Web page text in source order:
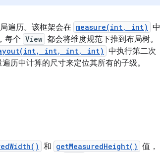
遍历。该框架会在 measure(int, int) 中
每个 View 都会将维度规范下推到布局树。
int, int, int) 中执行第二次
历中计算的尺寸来定位其所有的子级。
和 getMeasuredHeight() 值，